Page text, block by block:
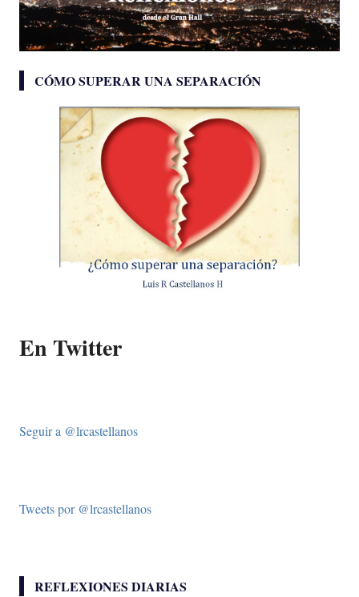
CÓMO SUPERAR UNA SEPARACIÓN
En Twitter
Seguir a @lrcastellanos
Tweets por @lrcastellanos
REFLEXIONES DIARIAS